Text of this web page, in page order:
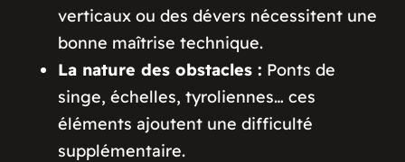
verticaux ou des dévers nécessitent une
bonne maîtrise technique.
La nature des obstacles : Ponts de
singe, échelles, tyroliennes… ces
éléments ajoutent une difficulté
supplémentaire.